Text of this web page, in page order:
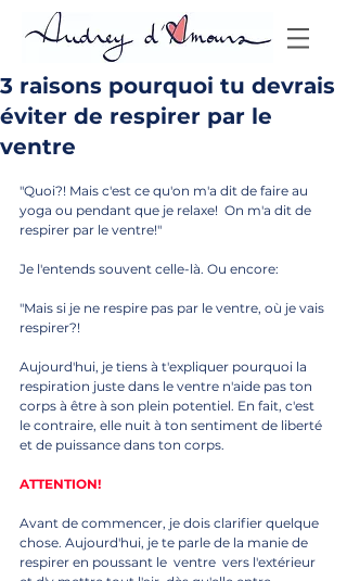
3 raisons pourquoi tu devrais
éviter de respirer par le
ventre
"Quoi?! Mais c'est ce qu'on m'a dit de faire au
yoga ou pendant que je relaxe!  On m'a dit de
respirer par le ventre!"
Je l'entends souvent celle-là. Ou encore:
"Mais si je ne respire pas par le ventre, où je vais
respirer?!
Aujourd'hui, je tiens à t'expliquer pourquoi la
respiration juste dans le ventre n'aide pas ton
corps à être à son plein potentiel. En fait, c'est
le contraire, elle nuit à ton sentiment de liberté
et de puissance dans ton corps.
ATTENTION!
Avant de commencer, je dois clarifier quelque
chose. Aujourd'hui, je te parle de la manie de
respirer en poussant le  ventre  vers l'extérieur